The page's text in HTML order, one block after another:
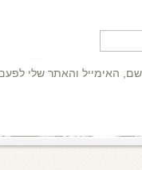
האימייל והאתר שלי